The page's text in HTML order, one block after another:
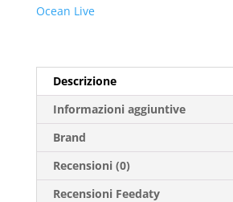
Ocean Live
Descrizione
Informazioni aggiuntive
Brand
Recensioni (0)
Recensioni Feedaty